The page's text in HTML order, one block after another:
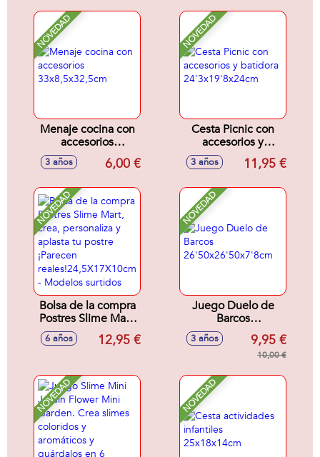
NOVEDAD
Menaje cocina con
accesorios
33x8,5x32,5cm
3 años 6,00 €
NOVEDAD
Cesta Picnic con
accesorios y
batidora
24'3x19'8x24cm
3 años 11,95 €
NOVEDAD
Bolsa de la compra
Postres Slime Mart,
crea, personaliza y
aplasta tu postre
- Modelos surtidos
6 años 12,95 €
NOVEDAD
Juego Duelo de
Barcos
26'50x26'50x7'8cm
3 años 9,95 €
10,00 €
NOVEDAD NOVEDAD